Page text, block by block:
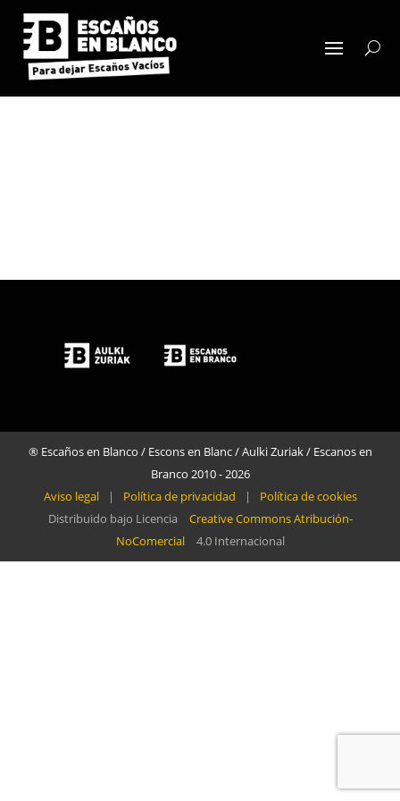
® Escaños en Blanco / Escons en Blanc / Aulki Zuriak / Escanos en
Branco 2010 - 2026
Aviso legal
| Política de privacidad |
Política de cookies
Distribuido bajo Licencia
Creative Commons Atribución-
NoComercial
4.0 Internacional